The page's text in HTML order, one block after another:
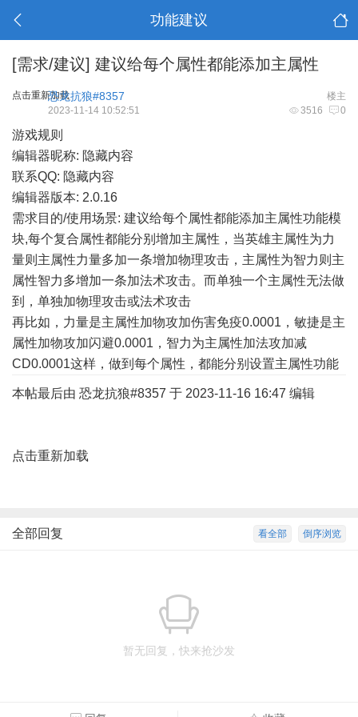
功能建议
[需求/建议] 建议给每个属性都能添加主属性
点击重新加载 楼主
恐龙抗狼#8357
3516 0
2023-11-14 10:52:51
游戏规则
编辑器昵称: 隐藏内容
联系QQ: 隐藏内容
编辑器版本: 2.0.16
需求目的/使用场景: 建议给每个属性都能添加主属性功能模
块,每个复合属性都能分别增加主属性，当英雄主属性为力
量则主属性力量多加一条增加物理攻击，主属性为智力则主
属性智力多增加一条加法术攻击。而单独一个主属性无法做
到，单独加物理攻击或法术攻击
再比如，力量是主属性加物攻加伤害免疫0.0001，敏捷是主
属性加物攻加闪避0.0001，智力为主属性加法攻加减
CD0.0001这样，做到每个属性，都能分别设置主属性功能
本帖最后由 恐龙抗狼#8357 于 2023-11-16 16:47 编辑
点击重新加载
倒序浏览
看全部
全部回复
暂无回复，快来抢沙发